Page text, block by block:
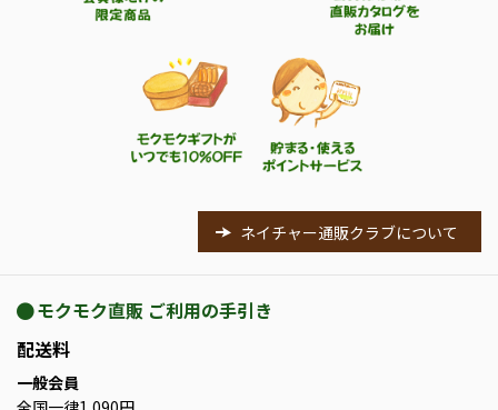
ネイチャー通販クラブについて
モクモク直販 ご利用の手引き
配送料
一般会員